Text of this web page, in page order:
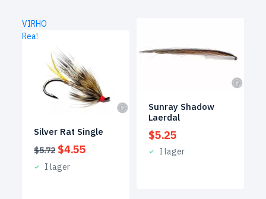
VIRHO
Rea!
Silver Rat Single
$5.72 Det
ursprungliga
priset
$4.55
I lager
Sunray Shadow
Laerdal
$5.25
I lager